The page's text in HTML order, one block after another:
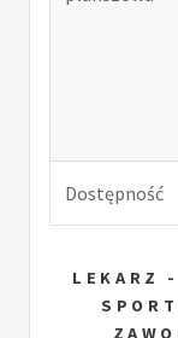
Dostępność
LEKARZ